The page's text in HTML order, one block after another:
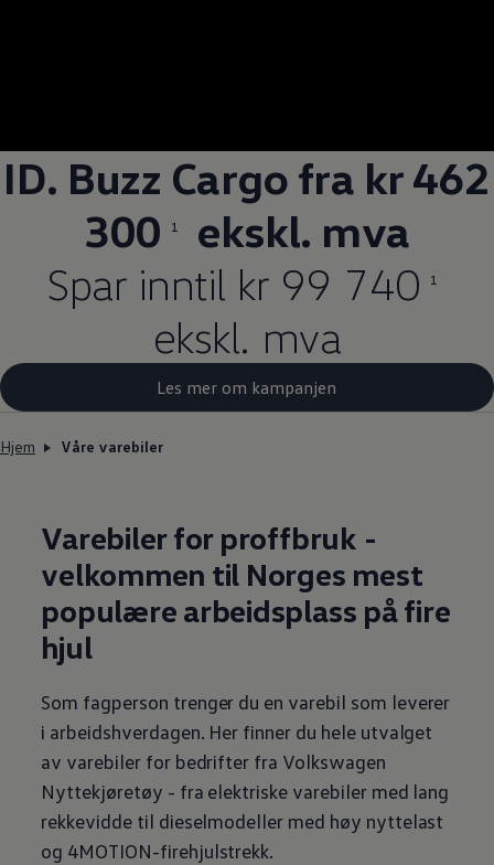
ID. Buzz Cargo fra kr 462
300
1
ekskl. mva
Spar inntil kr 99 740
1
ekskl. mva
Les mer om kampanjen
Hjem Våre varebiler
Varebiler for proffbruk -
velkommen til Norges mest
populære arbeidsplass på fire
hjul
Som fagperson trenger du en varebil som leverer
i arbeidshverdagen. Her finner du hele utvalget
av varebiler for bedrifter fra Volkswagen
Nyttekjøretøy - fra elektriske varebiler med lang
rekkevidde til dieselmodeller med høy nyttelast
og 4MOTION-firehjulstrekk.